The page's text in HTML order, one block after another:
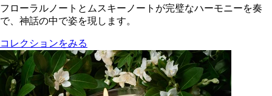
フローラルノートとムスキーノートが完璧なハーモニーを奏
で、神話の中で姿を現します。
コレクションをみる